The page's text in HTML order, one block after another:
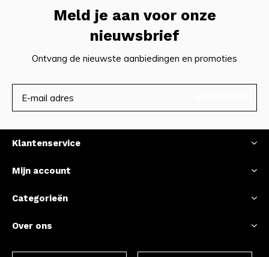
Meld je aan voor onze
nieuwsbrief
Ontvang de nieuwste aanbiedingen en promoties
Klantenservice
Mijn account
Categorieën
Over ons